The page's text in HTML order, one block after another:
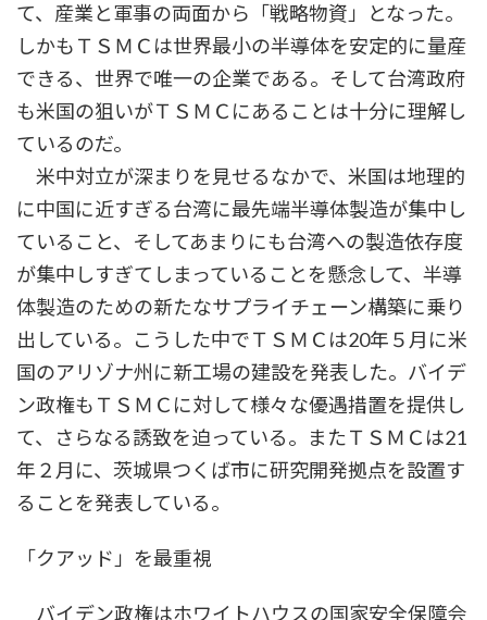
て、産業と軍事の両面から「戦略物資」となった。
しかもＴＳＭＣは世界最小の半導体を安定的に量産
できる、世界で唯一の企業である。そして台湾政府
も米国の狙いがＴＳＭＣにあることは十分に理解し
ているのだ。
米中対立が深まりを見せるなかで、米国は地理的
に中国に近すぎる台湾に最先端半導体製造が集中し
ていること、そしてあまりにも台湾への製造依存度
が集中しすぎてしまっていることを懸念して、半導
体製造のための新たなサプライチェーン構築に乗り
出している。こうした中でＴＳＭＣは20年５月に米
国のアリゾナ州に新工場の建設を発表した。バイデ
ン政権もＴＳＭＣに対して様々な優遇措置を提供し
て、さらなる誘致を迫っている。またＴＳＭＣは21
年２月に、茨城県つくば市に研究開発拠点を設置す
ることを発表している。
「クアッド」を最重視
バイデン政権はホワイトハウスの国家安全保障会